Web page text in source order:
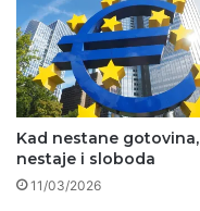
Kad nestane gotovina,
nestaje i sloboda
11/03/2026